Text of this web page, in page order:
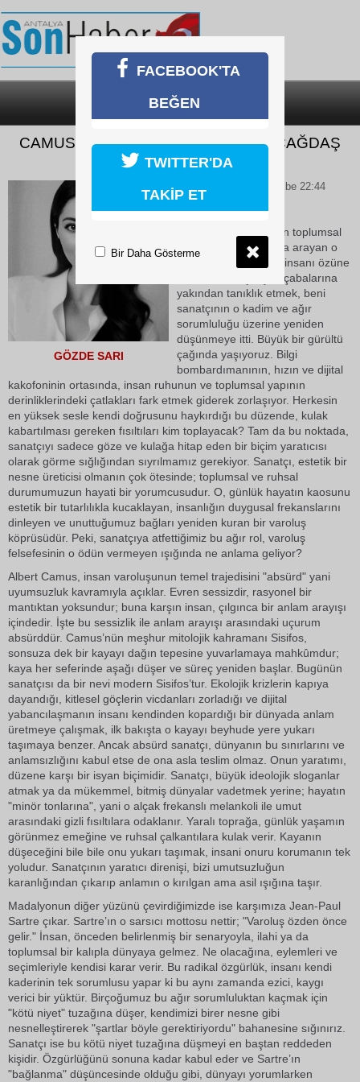
SON DAKİKA
CAMUS VE SARTRE SENTEZİNDE ÇAĞDAŞ
TAVIR
GÖZDE SARI
21 Mayıs 2026 Perşembe 22:44
Son dönemde sanatın toplumsal
ve ruhsal yaralara şifa arayan o
sessiz dönüşümüne, insanı özüne
döndürmeye çalışan çabalarına
yakından tanıklık etmek, beni
sanatçının o kadim ve ağır
sorumluluğu üzerine yeniden
düşünmeye itti. Büyük bir gürültü
çağında yaşıyoruz. Bilgi
bombardımanının, hızın ve dijital
kakofoninin ortasında, insan ruhunun ve toplumsal yapının
derinliklerindeki çatlakları fark etmek giderek zorlaşıyor. Herkesin
en yüksek sesle kendi doğrusunu haykırdığı bu düzende, kulak
kabartılması gereken fısıltıları kim toplayacak? Tam da bu noktada,
sanatçıyı sadece göze ve kulağa hitap eden bir biçim yaratıcısı
olarak görme sığlığından sıyrılmamız gerekiyor. Sanatçı, estetik bir
nesne üreticisi olmanın çok ötesinde; toplumsal ve ruhsal
durumumuzun hayati bir yorumcusudur. O, günlük hayatın kaosunu
estetik bir tutarlılıkla kucaklayan, insanlığın duygusal frekanslarını
dinleyen ve unuttuğumuz bağları yeniden kuran bir varoluş
köprüsüdür. Peki, sanatçıya atfettiğimiz bu ağır rol, varoluş
felsefesinin o ödün vermeyen ışığında ne anlama geliyor?
Albert Camus, insan varoluşunun temel trajedisini "absürd" yani
uyumsuzluk kavramıyla açıklar. Evren sessizdir, rasyonel bir
mantıktan yoksundur; buna karşın insan, çılgınca bir anlam arayışı
içindedir. İşte bu sessizlik ile anlam arayışı arasındaki uçurum
absürddür. Camus’nün meşhur mitolojik kahramanı Sisifos,
sonsuza dek bir kayayı dağın tepesine yuvarlamaya mahkûmdur;
kaya her seferinde aşağı düşer ve süreç yeniden başlar. Bugünün
sanatçısı da bir nevi modern Sisifos’tur. Ekolojik krizlerin kapıya
dayandığı, kitlesel göçlerin vicdanları zorladığı ve dijital
yabancılaşmanın insanı kendinden kopardığı bir dünyada anlam
üretmeye çalışmak, ilk bakışta o kayayı beyhude yere yukarı
taşımaya benzer. Ancak absürd sanatçı, dünyanın bu sınırlarını ve
anlamsızlığını kabul etse de ona asla teslim olmaz. Onun yaratımı,
düzene karşı bir isyan biçimidir. Sanatçı, büyük ideolojik sloganlar
atmak ya da mükemmel, bitmiş dünyalar vadetmek yerine; hayatın
"minör tonlarına", yani o alçak frekanslı melankoli ile umut
arasındaki gizli fısıltılara odaklanır. Yaralı toprağa, günlük yaşamın
görünmez emeğine ve ruhsal çalkantılara kulak verir. Kayanın
düşeceğini bile bile onu yukarı taşımak, insani onuru korumanın tek
yoludur. Sanatçının yaratıcı direnişi, bizi umutsuzluğun
karanlığından çıkarıp anlamın o kırılgan ama asil ışığına taşır.
Madalyonun diğer yüzünü çevirdiğimizde ise karşımıza Jean-Paul
Sartre çıkar. Sartre’ın o sarsıcı mottosu nettir; "Varoluş özden önce
gelir." İnsan, önceden belirlenmiş bir senaryoyla, ilahi ya da
toplumsal bir kalıpla dünyaya gelmez. Ne olacağına, eylemleri ve
seçimleriyle kendisi karar verir. Bu radikal özgürlük, insanı kendi
kaderinin tek sorumlusu yapar ki bu aynı zamanda ezici, kaygı
verici bir yüktür. Birçoğumuz bu ağır sorumluluktan kaçmak için
"kötü niyet" tuzağına düşer, kendimizi birer nesne gibi
nesnelleştirerek "şartlar böyle gerektiriyordu" bahanesine sığınırız.
Sanatçı ise bu kötü niyet tuzağına düşmeyi en baştan reddeden
kişidir. Özgürlüğünü sonuna kadar kabul eder ve Sartre’ın
"bağlanma" düşüncesinde olduğu gibi, dünyayı yorumlarken
FACEBOOK'TA
BEĞEN
TWITTER'DA
TAKİP ET
Bir Daha Gösterme